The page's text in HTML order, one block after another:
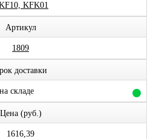
KFK01
Артикул
1809
доставки
на складе
Цена (руб.)
1616,39